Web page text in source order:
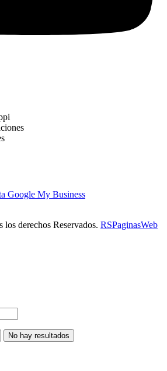
Google My Business
derechos Reservados. RSPaginasWeb
No hay resultados